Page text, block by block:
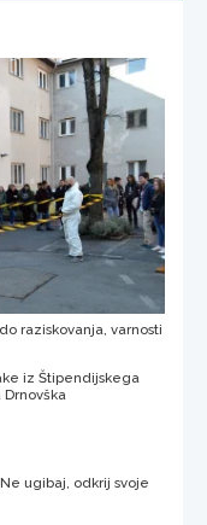
raziskovanja, varnosti
iz Štipendijskega
ugibaj, odkrij svoje